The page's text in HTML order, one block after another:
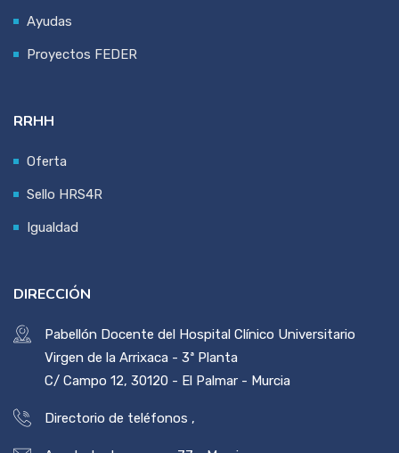
Ayudas
Proyectos FEDER
RRHH
Oferta
Sello HRS4R
Igualdad
DIRECCIÓN
Pabellón Docente del Hospital Clínico Universitario
Virgen de la Arrixaca - 3ª Planta
C/ Campo 12, 30120 - El Palmar - Murcia
Directorio de teléfonos ,